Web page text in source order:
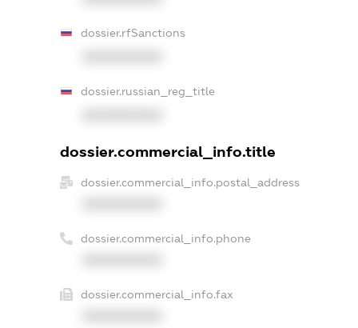
dossier.rfSanctions
dossier.russian_reg_title
dossier.commercial_info.title
dossier.commercial_info.postal_address
dossier.commercial_info.phone
dossier.commercial_info.fax